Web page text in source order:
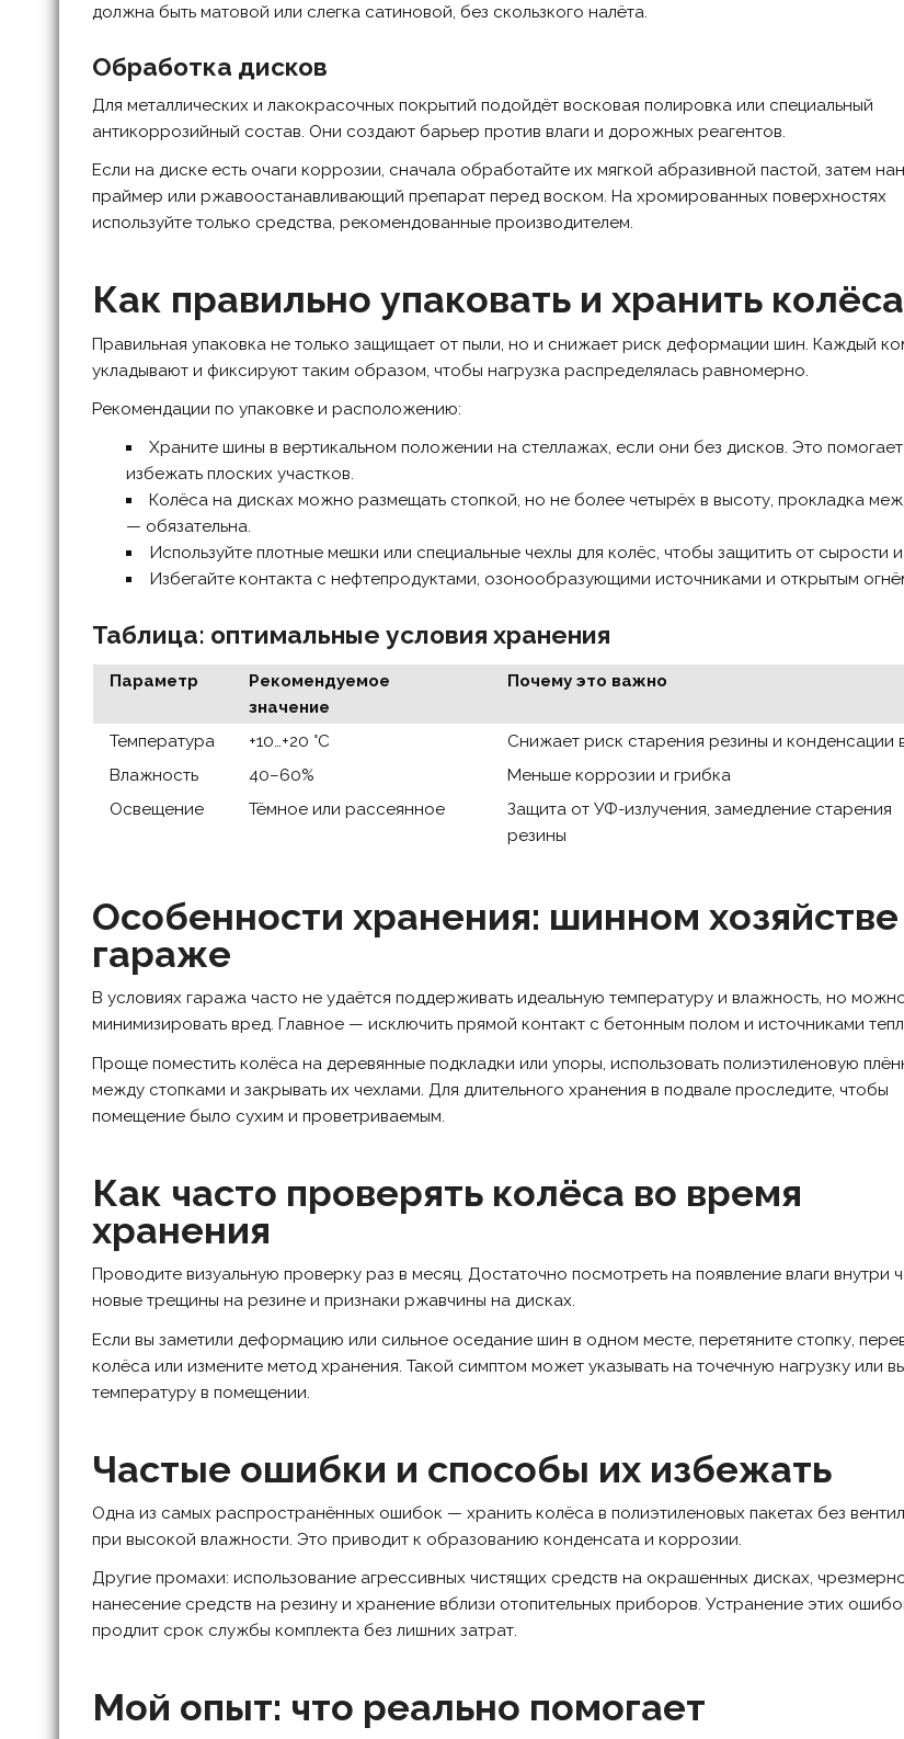
должна быть матовой или слегка сатиновой, без скользкого налёта.
Обработка дисков
Для металлических и лакокрасочных покрытий подойдёт восковая полировка или специальный
антикоррозийный состав. Они создают барьер против влаги и дорожных реагентов.
Если на диске есть очаги коррозии, сначала обработайте их мягкой абразивной пастой, затем
праймер или ржавоостанавливающий препарат перед воском. На хромированных поверхностях
используйте только средства, рекомендованные производителем.
Как правильно упаковать и хранить колёса
Правильная упаковка не только защищает от пыли, но и снижает риск деформации шин. Каждый
укладывают и фиксируют таким образом, чтобы нагрузка распределялась равномерно.
Рекомендации по упаковке и расположению:
Храните шины в вертикальном положении на стеллажах, если они без дисков. Это помогает
избежать плоских участков.
Колёса на дисках можно размещать стопкой, но не более четырёх в высоту, прокладка
— обязательна.
Используйте плотные мешки или специальные чехлы для колёс, чтобы защитить от сырости
Избегайте контакта с нефтепродуктами, озонообразующими источниками и открытым
Таблица: оптимальные условия хранения
Параметр
Рекомендуемое
значение
Почему это важно
Температура +10…+20 °C
Снижает риск старения резины и конденсации
Влажность
40–60%
Меньше коррозии и грибка
Освещение
Тёмное или рассеянное
Защита от УФ-излучения, замедление старения
резины
Особенности хранения: шинном хозяйстве
гараже
В условиях гаража часто не удаётся поддерживать идеальную температуру и влажность, но
минимизировать вред. Главное — исключить прямой контакт с бетонным полом и источниками
Проще поместить колёса на деревянные подкладки или упоры, использовать полиэтиленовую
между стопками и закрывать их чехлами. Для длительного хранения в подвале проследите, чтобы
помещение было сухим и проветриваемым.
Как часто проверять колёса во время
хранения
Проводите визуальную проверку раз в месяц. Достаточно посмотреть на появление влаги внутри
новые трещины на резине и признаки ржавчины на дисках.
Если вы заметили деформацию или сильное оседание шин в одном месте, перетяните стопку,
колёса или измените метод хранения. Такой симптом может указывать на точечную нагрузку или
температуру в помещении.
Частые ошибки и способы их избежать
Одна из самых распространённых ошибок — хранить колёса в полиэтиленовых пакетах без
при высокой влажности. Это приводит к образованию конденсата и коррозии.
Другие промахи: использование агрессивных чистящих средств на окрашенных дисках,
нанесение средств на резину и хранение вблизи отопительных приборов. Устранение этих
продлит срок службы комплекта без лишних затрат.
Мой опыт: что реально помогает